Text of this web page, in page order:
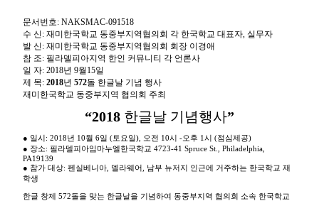
문서번호: NAKSMAC-091518
수 신: 재미한국학교 동중부지역협의회 각 한국학교 대표자 실무자
발 신: 재미한국학교 동중부지역협의회 회장 이경애
참 조: 필라델피아지역 한인 커뮤니티 각 언론사
일 자: 2018년 9월15일
제 목: 2018년 572돌 한글날 기념 행사
재미한국학교 동중부지역 협의회 주최
“2018 한글날 기념행사”
● 일시: 2018년 10월 6일 (토요일), 오전 10시 -오후 1시 (점심제공)
● 장소: 필라델피아임마누엘한국학교 4723-41 Spruce St., Philadelphia,
PA19139
● 참가 대상: 펜실베니아 델라웨어 남부 뉴저지 인근에 거주하는 한국학교 재
학생
한글 창제 572돌을 맞는 한글날을 기념하여 동중부지역 협의회 소속 한국학교